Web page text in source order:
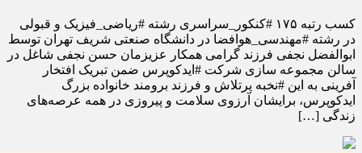
کسب رتبه ۱۷۵ #کنکور_سراسری رشته #ریاضی_فیزیک و قبولی
در رشته #مهندسی_هوافضا در دانشگاه صنعتی شریف تهران توسط
ابوالفضل نجفی فرزند گرامی همکار عزیزمان حسن نجفی شاغل در
سالن مجموعه سازی شرکت #ایدکوپرس ضمن تبریک افتخار
آفرینی به این #نخبه پرتلاش و فرزند برومند خانواده بزرگ
ایدکوپرس، برایشان آرزوی سلامت و پیروزی در همه عرصه‌های
زندگی […]